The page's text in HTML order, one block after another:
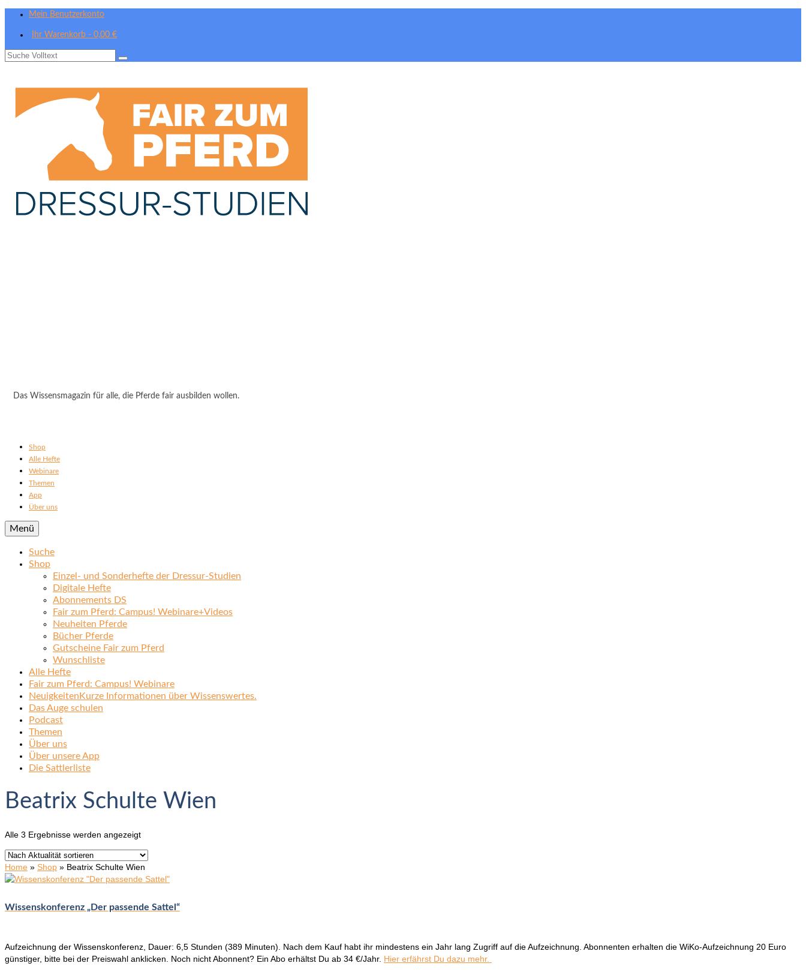
Mein Benutzerkonto
Ihr Warenkorb - 0,00 €
Suche
Das Wissensmagazin für alle, die Pferde fair ausbilden wollen.
Shop
Alle Hefte
Webinare
Themen
App
Über uns
Menü
Suche
Shop
Einzel- und Sonderhefte der Dressur-Studien
Digitale Hefte
Abonnements DS
Fair zum Pferd: Campus! Webinare+Videos
Neuheiten Pferde
Bücher Pferde
Gutscheine Fair zum Pferd
Wunschliste
Alle Hefte
Fair zum Pferd: Campus! Webinare
Neuigkeiten Kurze Informationen über Wissenswertes.
Das Auge schulen
Podcast
Themen
Über uns
Über unsere App
Die Sattlerliste
Beatrix Schulte Wien
Alle 3 Ergebnisse werden angezeigtNach
sortiert
Home » Shop » Beatrix Schulte Wien
Wissenskonferenz „Der passende Sattel“
Aufzeichnung der Wissenskonferenz, Dauer: 6,5 Stunden (389 Minuten). Nach dem Kauf habt ihr mindestens ein Jahr lang Zugriff auf die Aufzeichnung. Abonnenten erhalten die WiKo-Aufzeichnung 20 Euro
günstiger, bitte bei der Preiswahl anklicken. Noch nicht Abonnent? Ein Abo erhältst Du ab 34 €/Jahr. Hier erfährst Du dazu mehr.